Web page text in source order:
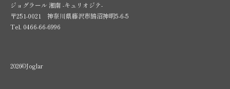
ジョグラール 湘南 -キュリオジテ-
〒251-0021 神奈川県藤沢市鵠沼神明5-6-5
Tel. 0466-66-6996
2026©Joglar